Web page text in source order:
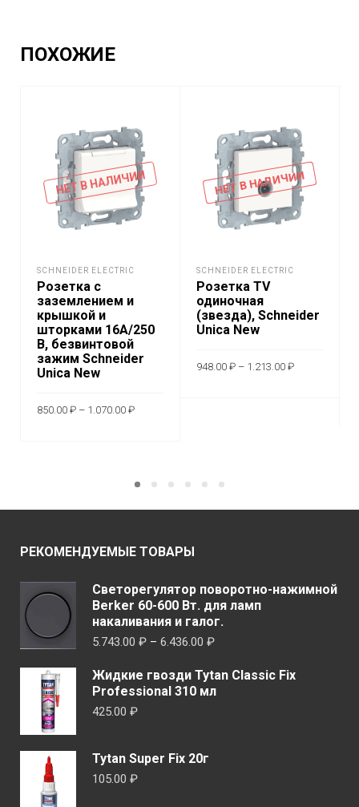
ПОХОЖИЕ
НЕТ В НАЛИЧИИ
SCHNEIDER ELECTRIC
Розетка с
заземлением и
крышкой и
шторками 16A/250
В, безвинтовой
зажим Schneider
Unica New
850.00 ₽ – 1.070.00 ₽
можно
на
странице
товара.
НЕТ В НАЛИЧИИ
SCHNEIDER ELECTRIC
Розетка TV
одиночная
(звезда), Schneider
Unica New
948.00 ₽ – 1.213.00 ₽
РЕКОМЕНДУЕМЫЕ ТОВАРЫ
Светорегулятор поворотно-нажимной
Berker 60-600 Вт. для ламп
накаливания и галог.
5.743.00 ₽ – 6.436.00 ₽Диапазон
5.743.00 ₽
–
Жидкие гвозди Tytan Classic Fix
Professional 310 мл
425.00 ₽
Tytan Super Fix 20г
105.00 ₽